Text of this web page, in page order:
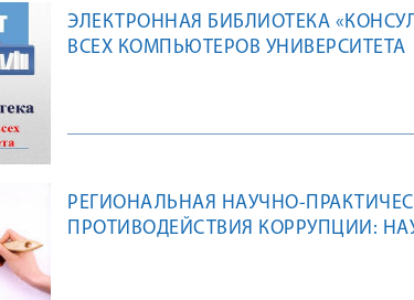
ЭЛЕКТРОННАЯ БИБЛИОТЕКА
ВСЕХ КОМПЬЮТЕРОВ УНИВЕРСИТЕТА
РЕГИОНАЛЬНАЯ НАУЧНО-
ПРОТИВОДЕЙСТВИЯ КОРРУПЦИИ: